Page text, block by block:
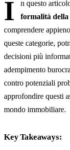
I n questo
formalità
comprendere
queste categorie,
decisioni più
adempimento
contro potenziali
approfondire questi
mondo immobiliare.
Key Takeaways:
ipotecaria
Mancata analisi
Best practices
ipotecaria
Verifica delle